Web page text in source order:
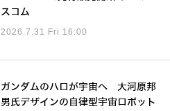
スコム
2026.7.31 Fri 16:00
ガンダムのハロが宇宙へ 大河原邦
男氏デザインの自律型宇宙ロボット